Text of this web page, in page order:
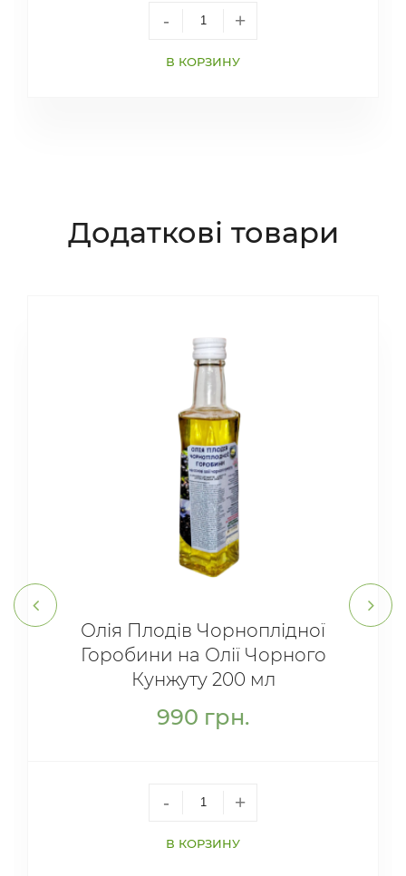
- +
В КОРЗИНУ
Додаткові товари
Олія Плодів Чорноплідної
Горобини на Олії Чорного
Кунжуту 200 мл
990 грн.
- +
В КОРЗИНУ